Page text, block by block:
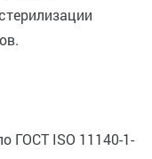
ГОСТ ISO 11140-1-